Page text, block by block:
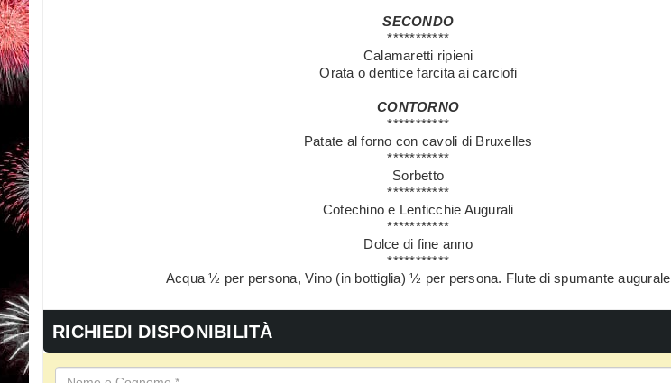
SECONDO
***********
Calamaretti ripieni
Orata o dentice farcita ai carciofi
CONTORNO
***********
Patate al forno con cavoli di Bruxelles
***********
Sorbetto
***********
Cotechino e Lenticchie Augurali
***********
Dolce di fine anno
***********
Acqua ½ per persona, Vino (in bottiglia) ½ per persona. Flute di spumante augurale
RICHIEDI DISPONIBILITÀ